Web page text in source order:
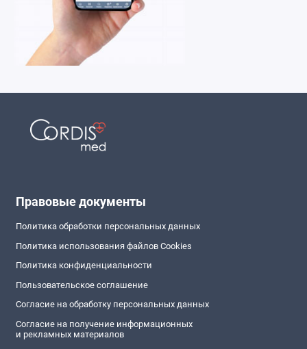
Правовые документы
Политика обработки персональных данных
Политика использования файлов Cookies
Политика конфиденциальности
Пользовательское соглашение
Согласие на обработку персональных данных
Согласие на получение информационных
и рекламных материалов